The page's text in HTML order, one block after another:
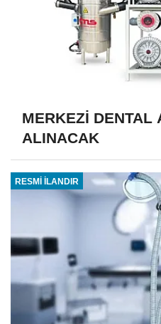
MERKEZİ DENTAL
ALINACAK
RESMİ İLANDIR